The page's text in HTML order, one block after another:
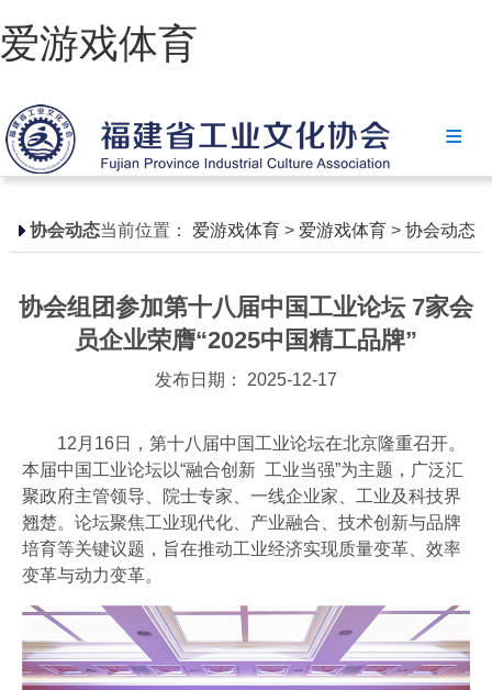
爱游戏体育
爱游戏体育
协会简介
政策法规
省级政策
工业视频
会员风采
协会月刊
加入我们
协会动态当前位置： 爱游戏体育 > 爱游戏体育 > 协会动态
协会组团参加第十八届中国工业论坛 7家会
员企业荣膺“2025中国精工品牌”
发布日期： 2025-12-17
12月16日，第十八届中国工业论坛在北京隆重召开。
本届中国工业论坛以“融合创新 工业当强”为主题，广泛汇
聚政府主管领导、院士专家、一线企业家、工业及科技界
翘楚。论坛聚焦工业现代化、产业融合、技术创新与品牌
培育等关键议题，旨在推动工业经济实现质量变革、效率
变革与动力变革。